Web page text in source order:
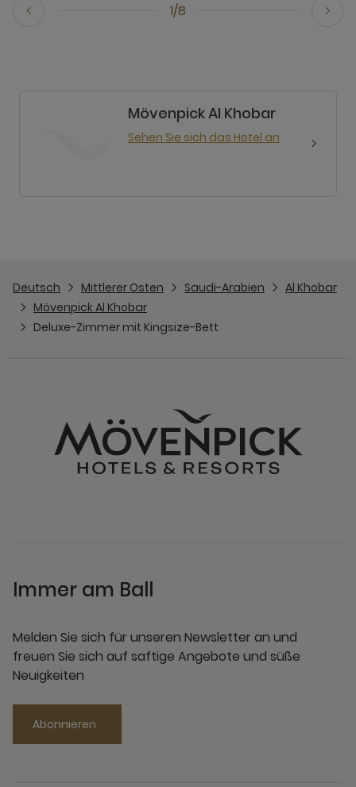
1/8
Mövenpick Al Khobar
Sehen Sie sich das Hotel an
Deutsch Mittlerer Osten Saudi-Arabien
Al Khobar
Mövenpick Al Khobar
Deluxe-Zimmer mit Kingsize-Bett
Immer am Ball
Melden Sie sich für unseren Newsletter an und
freuen Sie sich auf saftige Angebote und süße
Neuigkeiten
Abonnieren